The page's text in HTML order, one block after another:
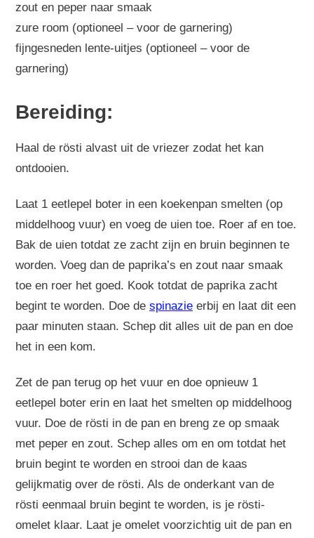
zout en peper naar smaak
zure room (optioneel – voor de garnering)
fijngesneden lente-uitjes (optioneel – voor de
garnering)
Bereiding:
Haal de rösti alvast uit de vriezer zodat het kan
ontdooien.
Laat 1 eetlepel boter in een koekenpan smelten (op
middelhoog vuur) en voeg de uien toe. Roer af en toe.
Bak de uien totdat ze zacht zijn en bruin beginnen te
worden. Voeg dan de paprika’s en zout naar smaak
toe en roer het goed. Kook totdat de paprika zacht
begint te worden. Doe de spinazie erbij en laat dit een
paar minuten staan. Schep dit alles uit de pan en doe
het in een kom.
Zet de pan terug op het vuur en doe opnieuw 1
eetlepel boter erin en laat het smelten op middelhoog
vuur. Doe de rösti in de pan en breng ze op smaak
met peper en zout. Schep alles om en om totdat het
bruin begint te worden en strooi dan de kaas
gelijkmatig over de rösti. Als de onderkant van de
rösti eenmaal bruin begint te worden, is je rösti-
omelet klaar. Laat je omelet voorzichtig uit de pan en